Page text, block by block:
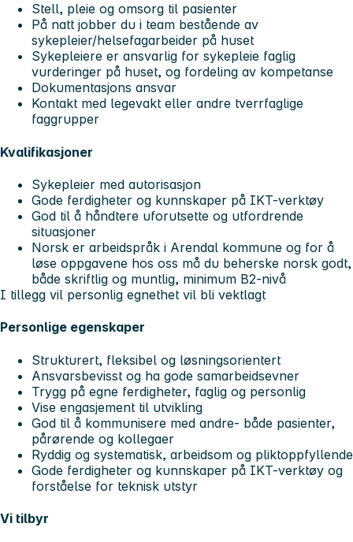
Stell, pleie og omsorg til pasienter
På natt jobber du i team bestående av
sykepleier/helsefagarbeider på huset
Sykepleiere er ansvarlig for sykepleie faglig
vurderinger på huset, og fordeling av kompetanse
Dokumentasjons ansvar
Kontakt med legevakt eller andre tverrfaglige
faggrupper
Kvalifikasjoner
Sykepleier med autorisasjon
Gode ferdigheter og kunnskaper på IKT-verktøy
God til å håndtere uforutsette og utfordrende
situasjoner
Norsk er arbeidspråk i Arendal kommune og for å
løse oppgavene hos oss må du beherske norsk godt,
både skriftlig og muntlig, minimum B2-nivå
I tillegg vil personlig egnethet vil bli vektlagt
Personlige egenskaper
Strukturert, fleksibel og løsningsorientert
Ansvarsbevisst og ha gode samarbeidsevner
Trygg på egne ferdigheter, faglig og personlig
Vise engasjement til utvikling
God til å kommunisere med andre- både pasienter,
pårørende og kollegaer
Ryddig og systematisk, arbeidsom og pliktoppfyllende
Gode ferdigheter og kunnskaper på IKT-verktøy og
forståelse for teknisk utstyr
Vi tilbyr